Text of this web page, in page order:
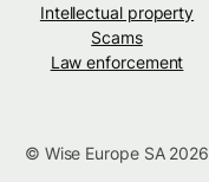
Intellectual property
Scams
Law enforcement
© Wise Europe SA 2026